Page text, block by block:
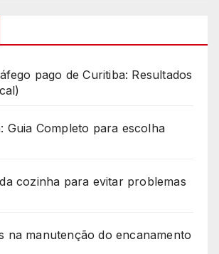
pago de Curitiba: Resultados
Guia Completo para escolha
cozinha para evitar problemas
na manutenção do encanamento